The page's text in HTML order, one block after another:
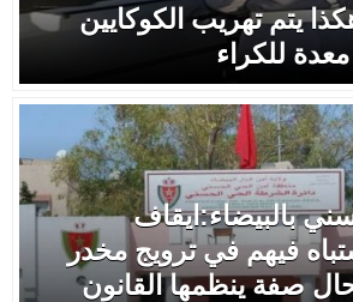
يتم تهريب الكوكايين
للكراء
بالبيضاء:ايقاف
فيهم في ترويج مخدر
صفة ينظمها القانون